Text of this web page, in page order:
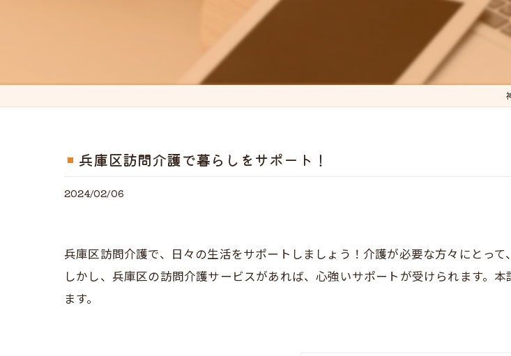
兵庫区訪問介護で暮らしをサポート！
2024/02/06
兵庫区訪問介護で、日々の生活をサポートしましょう！介護が必要な方々にとっ
しかし、兵庫区の訪問介護サービスがあれば、心強いサポートが受けられます。
ます。